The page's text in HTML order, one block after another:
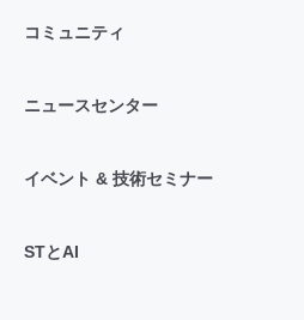
コミュニティ
ニュースセンター
イベント & 技術セミナー
STとAI